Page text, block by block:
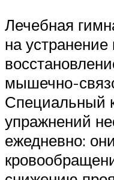
Лечебная
на устранение
мышечно-
Специальный
упражнений
ежедневно: